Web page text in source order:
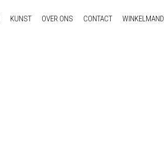
KUNST OVER ONS CONTACT WINKELMAND